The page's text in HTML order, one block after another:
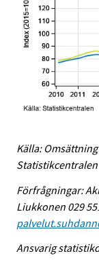
Källa:
Statistikcentralen
Förfrågningar:
Liukkonen 029
Ansvarig